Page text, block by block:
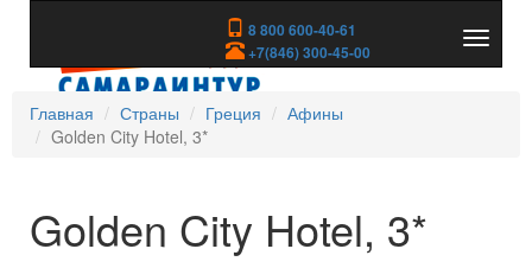
8 800 600-40-61
+7(846) 300-45-00
скрыть
Главная
Страны Греция
Афины
Golden City Hotel, 3*
Golden City Hotel, 3*